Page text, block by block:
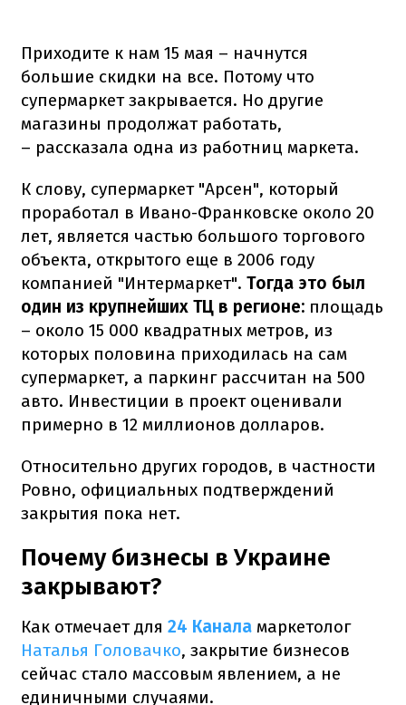
Приходите к нам 15 мая – начнутся
большие скидки на все. Потому что
супермаркет закрывается. Но другие
магазины продолжат работать,
– рассказала одна из работниц маркета.
К слову, супермаркет "Арсен", который
проработал в Ивано-Франковске около 20
лет, является частью большого торгового
объекта, открытого еще в 2006 году
компанией "Интермаркет". Тогда это был
один из крупнейших ТЦ в регионе: площадь
– около 15 000 квадратных метров, из
которых половина приходилась на сам
супермаркет, а паркинг рассчитан на 500
авто. Инвестиции в проект оценивали
примерно в 12 миллионов долларов.
Относительно других городов, в частности
Ровно, официальных подтверждений
закрытия пока нет.
Почему бизнесы в Украине
закрывают?
Как отмечает для 24 Канала маркетолог
Наталья Головачко, закрытие бизнесов
сейчас стало массовым явлением, а не
единичными случаями.